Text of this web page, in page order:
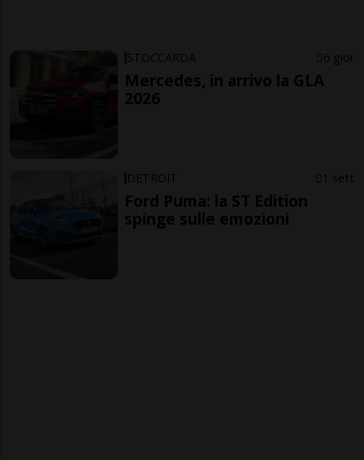
STOCCARDA 6 gior
Mercedes, in arrivo la GLA
2026
DETROIT 1 sett
Ford Puma: la ST Edition
spinge sulle emozioni